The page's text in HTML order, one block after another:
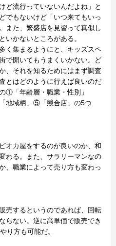
ど流行っていないんだよね」と
でもないけど「いつ来てもいっ
また、繁盛店を見習って真似し
いかないところがある。
く集まるようにと、キッズスペ
で開いてもうまくいかない。ど
、それを知るためにはまず調査
とはどのように行えば良いのだ
①「年齢層・職業・性別」
域柄」⑤「競合店」の5つ
オカ屋をするのが良いのか、和
わる。また、サラリーマンなの
、職業によって売り方も変わっ
売するというのであれば、回転
らない。逆に高単価で販売でき
り方も可能だ。